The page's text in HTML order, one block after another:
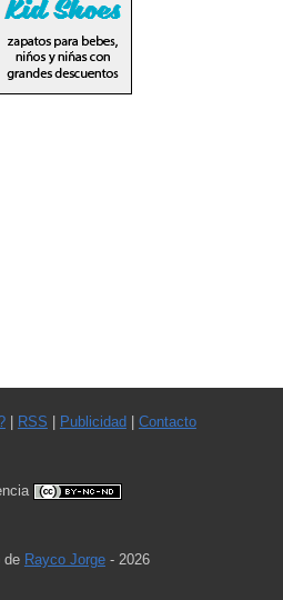
| RSS Publicidad Contacto
de Rayco Jorge- 2026